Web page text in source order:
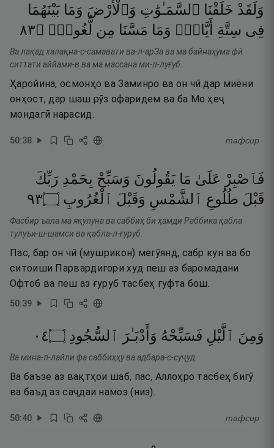
وَلَقَدْ خَلَقْنَا ٱلسَّمَـٰوَٰتِ وَٱلْأَرْضَ وَمَا بَيْنَهُمَا
فِى سِتَّةِ أَيَّامٍۢ وَمَا مَسَّنَا مِن لُّغُوبٍۢ ۝٣٨
Ва лақад халақна-с-самавати ва-л-арЗа ва ма байнаҳума фӣ
ситтати аййами-в ва ма массана ми-л-луғуб.
Ҳаройина, осмонҳо ва Заминро ва он чӣ дар миёни
онҳост, дар шаш рӯз офаридем ва ба Мо ҳеҷ
мондагӣ нарасид.
50:38 тафсир
فَٱصْبِرْ عَلَىٰ مَا يَقُولُونَ وَسَبِّحْ بِحَمْدِ رَبِّكَ
قَبْلَ طُلُوعِ ٱلشَّمْسِ وَقَبْلَ ٱلْغُرُوبِ ۝٣٩
Фасбир ъала ма яқулуна ва саббиҳ би ҳамди Раббика қабла
тулуъи-ш-шамси ва қабла-л-ғуруб.
Пас, бар он чӣ (мушрикон) мегӯянд, сабр кун ва бо
ситоиши Парвардигори худ пеш аз баромадани
Офтоб ва пеш аз ғуруб тасбеҳ гуфта бош.
50:39
وَمِنَ ٱلَّيْلِ فَسَبِّحْهُ وَأَدْبَـٰرَ ٱلسُّجُودِ ۝٤٠
Ва мина-л-лайли фа саббиҳҳу ва адбара-с-суҷуд.
Ва баъзе аз вақтҳои шаб, пас, Аллоҳро тасбеҳ бигӯ
ва баъд аз саҷдаи намоз (низ).
50:40 тафсир